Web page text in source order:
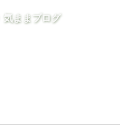
気ままブログ